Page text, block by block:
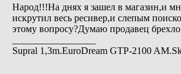
Народ!!!На днях я зашел в магазин,и
искрутил весь ресивер,и слепым
этому вопросу?Думаю продавец
Supral 1,3m.ЕuroDream GTP-2100